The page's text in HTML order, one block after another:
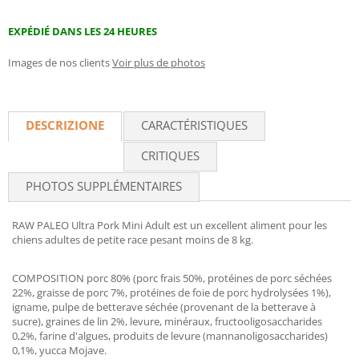
EXPÉDIÉ DANS LES 24 HEURES
Images de nos clientsVoir plus de photos
DESCRIZIONE
CARACTÉRISTIQUES
CRITIQUES
PHOTOS SUPPLÉMENTAIRES
RAW PALEO Ultra Pork Mini Adult est un excellent aliment pour les
chiens adultes de petite race pesant moins de 8 kg.
COMPOSITION porc 80% (porc frais 50%, protéines de porc séchées
22%, graisse de porc 7%, protéines de foie de porc hydrolysées 1%),
igname, pulpe de betterave séchée (provenant de la betterave à
sucre), graines de lin 2%, levure, minéraux, fructooligosaccharides
0,2%, farine d'algues, produits de levure (mannanoligosaccharides)
0,1%, yucca Mojave.